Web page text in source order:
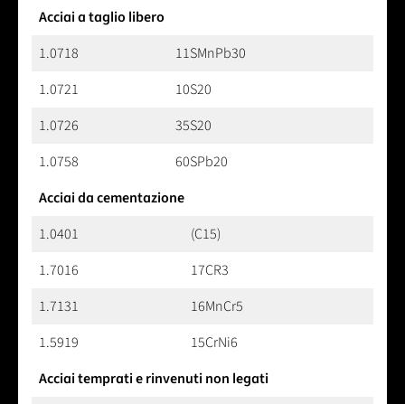
Acciai a taglio libero
1.0718
11SMnPb30
1.0721
10S20
1.0726
35S20
1.0758
60SPb20
Acciai da cementazione
1.0401
(C15)
1.7016
17CR3
1.7131
16MnCr5
1.5919
15CrNi6
Acciai temprati e rinvenuti non legati